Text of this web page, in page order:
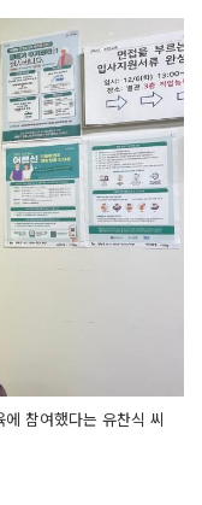
참여했다는 유찬식 씨